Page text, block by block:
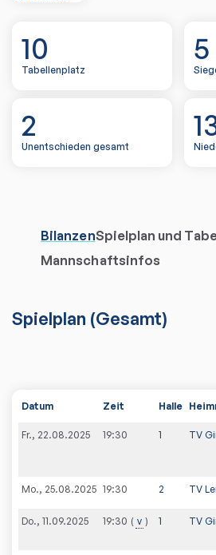
10
Tabellenplatz
5
2
Unentschieden gesamt
BilanzenSpielplan und
Mannschaftsinfos
Spielplan (Gesamt)
Datum Zeit Halle
Fr., 22.08.2025 19:30 1 TV
Mo., 25.08.2025 19:30 2 TV
Do., 11.09.2025 19:30 v 1 TV